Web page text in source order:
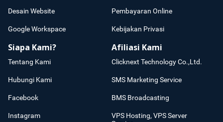
Desain Website
Google Workspace
Pembayaran Online
Kebijakan Privasi
Siapa Kami?
Tentang Kami
Hubungi Kami
Facebook
Instagram
Afiliasi Kami
Clicknext Technology Co.,Ltd.
SMS Marketing Service
BMS Broadcasting
VPS Hosting, VPS Server